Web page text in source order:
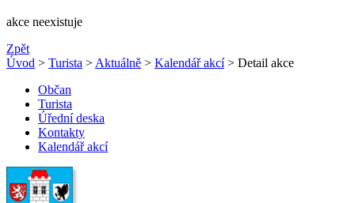
akce neexistuje
Zpět
Úvod > Turista > Aktuálně > Kalendář akcí> Detail akce
Občan
Turista
Úřední deska
Kontakty
Kalendář akcí